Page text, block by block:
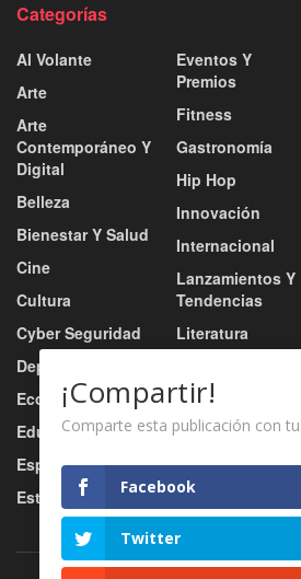
Categorías
Al Volante
Arte
Arte
Contemporáneo Y
Digital
Belleza
Bienestar Y Salud
Cine
Cultura
Cyber Seguridad
Deportes
Economía
Educación
Esports
Estilo De Vida
Eventos Y
Premios
Fitness
Gastronomía
Hip Hop
Innovación
Internacional
Lanzamientos Y
Tendencias
Literatura
Música
Música Urbana
Nacional
Negocio
¡Compartir!
Comparte esta publicación con
Facebook
Twitter